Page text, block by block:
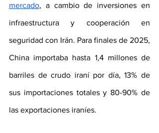
mercado, a cambio de inversiones en
infraestructura y cooperación en
seguridad con Irán. Para finales de 2025,
China importaba hasta 1,4 millones de
barriles de crudo iraní por día, 13% de
sus importaciones totales y 80-90% de
las exportaciones iraníes.